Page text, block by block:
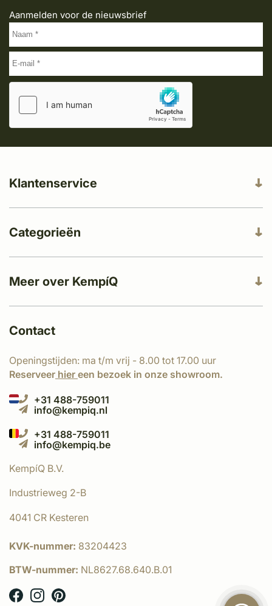
Aanmelden voor de nieuwsbrief
Meer over KempíQ
Klantenservice
Categorieën
Contact
Openingstijden: ma t/m vrij - 8.00 tot 17.00 uur
Reserveer hier een bezoek in onze showroom.
+31 488-759011
info@kempiq.nl
+31 488-759011
info@kempiq.be
KempíQ B.V.
Industrieweg 2-B
4041 CR Kesteren
KVK-nummer: 83204423
BTW-nummer: NL8627.68.640.B.01